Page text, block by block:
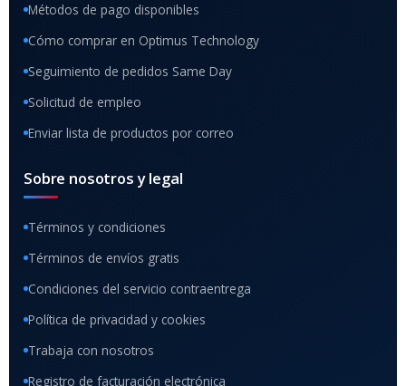
Métodos de pago disponibles
Cómo comprar en Optimus Technology
Seguimiento de pedidos Same Day
Solicitud de empleo
Enviar lista de productos por correo
Sobre nosotros y legal
Términos y condiciones
Términos de envíos gratis
Condiciones del servicio contraentrega
Política de privacidad y cookies
Trabaja con nosotros
Registro de facturación electrónica